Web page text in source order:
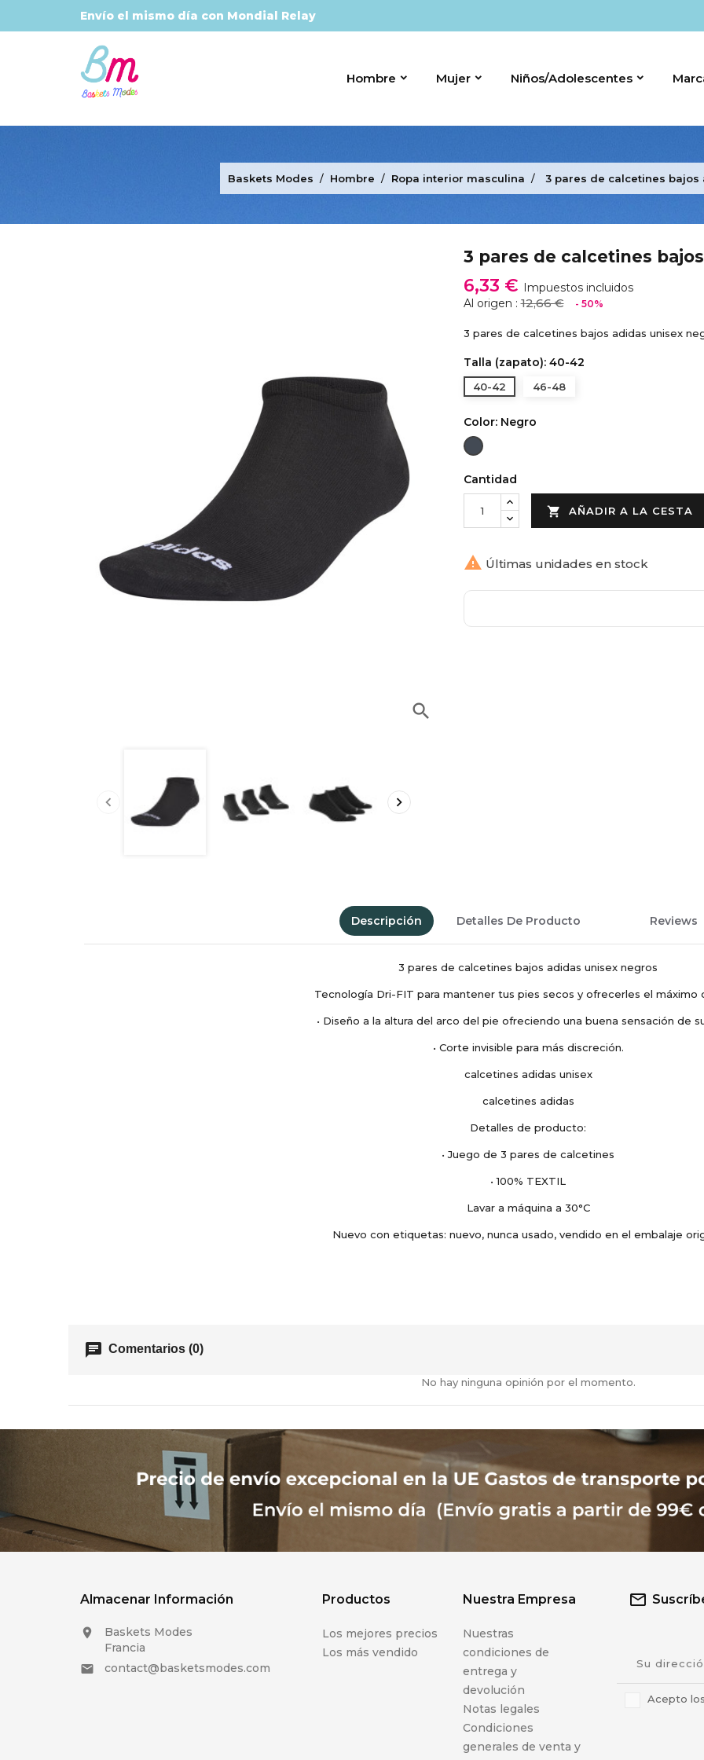
Envío el mismo día con Mondial Relay
Hombre Mujer Niños/Adolescentes
Baskets Modes Hombre Ropa interior masculina 3 pares de calcetines
search
 
3 pares de calcetines
6,33 € Impuestos incluidos
Al origen :12,66 € - 50%
3 pares de calcetines bajos adidas unisex
Talla (zapato): 40-42
40-42 46-48
Color: Negro
Negro
Cantidad
 AÑADIR A LA CESTA
 Últimas unidades en stock
Descripción Detalles De Producto Reviews
3 pares de calcetines bajos adidas unisex negros
Tecnología Dri-FIT para mantener tus pies secos y ofrecerles el máximo
• Diseño a la altura del arco del pie ofreciendo una buena sensación de
• Corte invisible para más discreción.
calcetines adidas unisex
calcetines adidas
Detalles de producto:
• Juego de 3 pares de calcetines
• 100% TEXTIL
Lavar a máquina a 30°C
Nuevo con etiquetas: nuevo, nunca usado, vendido en el embalaje
chat Comentarios (0)
No hay ninguna opinión por el momento.
Acepto
Almacenar Información

Baskets Modes
Francia

contact@basketsmodes.com
Productos
Los mejores precios
Los más vendido
Nuestra Empresa
Nuestras
condiciones de
entrega y
devolución
Notas legales
Condiciones
generales de venta y